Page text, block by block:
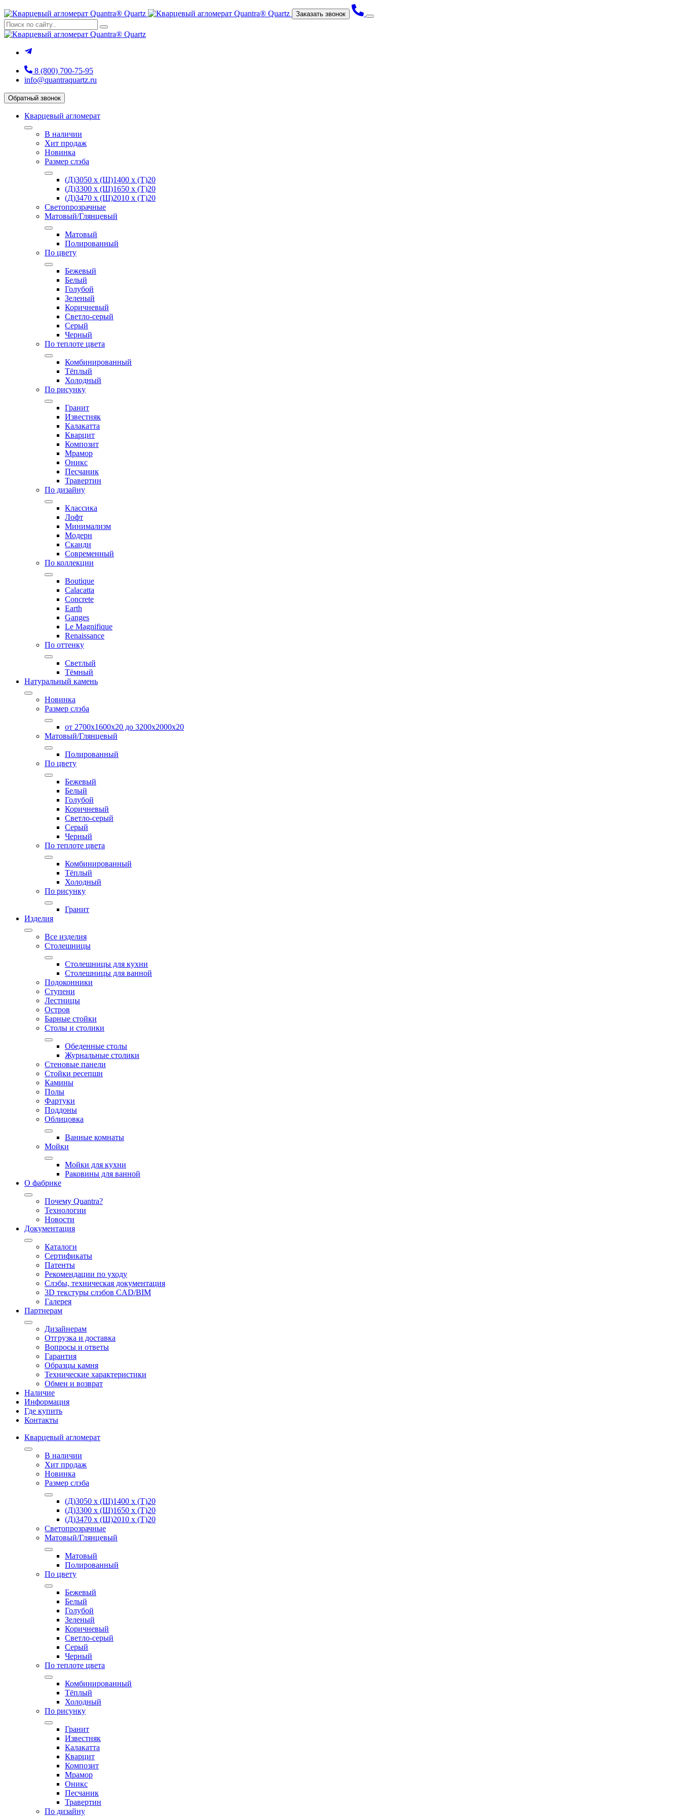
Заказать звонок
8 (800) 700-75-95
info@quantraquartz.ru
Обратный звонок
Кварцевый агломерат
В наличии
Хит продаж
Новинка
Размер слэба
(Д)3050 х (Ш)1400 х (Т)20
(Д)3300 х (Ш)1650 х (Т)20
(Д)3470 х (Ш)2010 х (Т)20
Светопрозрачные
Матовый/Глянцевый
Матовый
Полированный
По цвету
Бежевый
Белый
Голубой
Зеленый
Коричневый
Светло-серый
Серый
Черный
По теплоте цвета
Комбинированный
Тёплый
Холодный
По рисунку
Гранит
Известняк
Калакатта
Кварцит
Композит
Мрамор
Оникс
Песчаник
Травертин
По дизайну
Классика
Лофт
Минимализм
Модерн
Сканди
Современный
По коллекции
Boutique
Calacatta
Concrete
Earth
Ganges
Le Magnifique
Renaissance
По оттенку
Светлый
Тёмный
Натуральный камень
Новинка
Размер слэба
от 2700х1600х20 до 3200x2000х20
Матовый/Глянцевый
Полированный
По цвету
Бежевый
Белый
Голубой
Коричневый
Светло-серый
Серый
Черный
По теплоте цвета
Комбинированный
Тёплый
Холодный
По рисунку
Гранит
Изделия
Все изделия
Столешницы
Столешницы для кухни
Столешницы для ванной
Подоконники
Ступени
Лестницы
Остров
Барные стойки
Столы и столики
Обеденные столы
Журнальные столики
Стеновые панели
Стойки ресепшн
Камины
Полы
Фартуки
Поддоны
Облицовка
Ванные комнаты
Мойки
Мойки для кухни
Раковины для ванной
О фабрике
Почему Quantra?
Технологии
Новости
Документация
Каталоги
Сертификаты
Патенты
Рекомендации по уходу
Слэбы, техническая документация
3D текстуры слэбов CAD/BIM
Галерея
Партнерам
Дизайнерам
Отгрузка и доставка
Вопросы и ответы
Гарантия
Образцы камня
Технические характеристики
Обмен и возврат
Наличие
Информация
Где купить
Контакты
Кварцевый агломерат
В наличии
Хит продаж
Новинка
Размер слэба
(Д)3050 х (Ш)1400 х (Т)20
(Д)3300 х (Ш)1650 х (Т)20
(Д)3470 х (Ш)2010 х (Т)20
Светопрозрачные
Матовый/Глянцевый
Матовый
Полированный
По цвету
Бежевый
Белый
Голубой
Зеленый
Коричневый
Светло-серый
Серый
Черный
По теплоте цвета
Комбинированный
Тёплый
Холодный
По рисунку
Гранит
Известняк
Калакатта
Кварцит
Композит
Мрамор
Оникс
Песчаник
Травертин
По дизайну